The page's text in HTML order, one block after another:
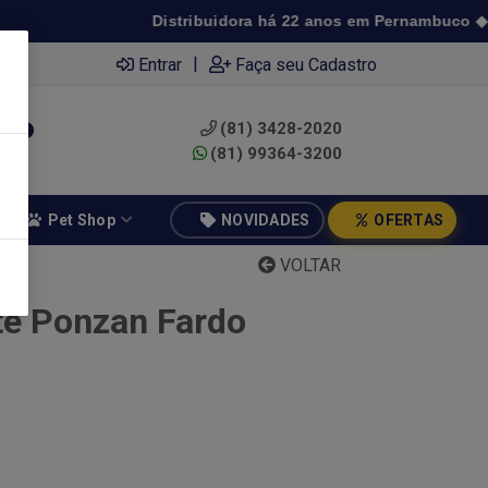
Distribuidora há 22 anos em Pernambuco ◆
Entrar | Faça seu Cadastro
(81) 3428-2020
(81) 99364-3200
Pet Shop NOVIDADES OFERTAS
VOLTAR
Ponzan Fardo